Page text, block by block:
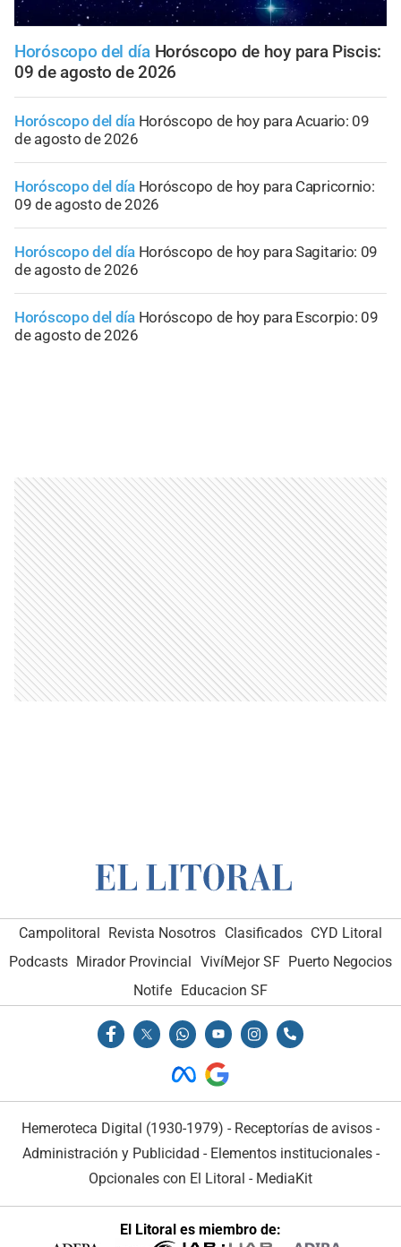
Horóscopo del día Horóscopo de hoy para Piscis:
09 de agosto de 2026
Horóscopo del día Horóscopo de hoy para Acuario: 09
de agosto de 2026
Horóscopo del día Horóscopo de hoy para Capricornio:
09 de agosto de 2026
Horóscopo del día Horóscopo de hoy para Sagitario: 09
de agosto de 2026
Horóscopo del día Horóscopo de hoy para Escorpio: 09
de agosto de 2026
Campolitoral Revista Nosotros Clasificados CYD Litoral
Podcasts Mirador Provincial VivíMejor SF Puerto Negocios
Notife Educacion SF
Hemeroteca Digital (1930-1979) - Receptorías de avisos -
Administración y Publicidad - Elementos institucionales-
Opcionales con El Litoral - MediaKit
El Litoral es miembro de: